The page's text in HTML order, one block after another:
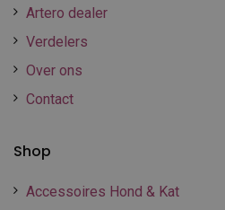
Artero dealer
Verdelers
Over ons
Contact
Shop
Accessoires Hond & Kat